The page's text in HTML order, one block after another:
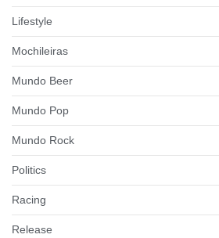
Lifestyle
Mochileiras
Mundo Beer
Mundo Pop
Mundo Rock
Politics
Racing
Release